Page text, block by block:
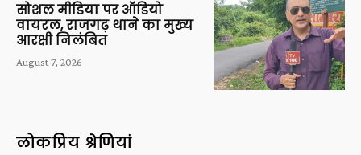
सोशल मीडिया पर ऑडियो
वायरल, राजगढ़ थाने का मुख्य
आरक्षी निलंबित
August 7, 2026
लोकप्रिय श्रेणियां